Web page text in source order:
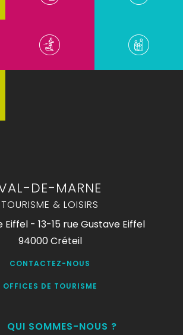
DE-MARNE
TOURISME & LOISIRS
Eiffel - 13-15 rue Gustave Eiffel
94000 Créteil
CONTACTEZ-NOUS
OFFICES DE TOURISME
QUI SOMMES-NOUS ?